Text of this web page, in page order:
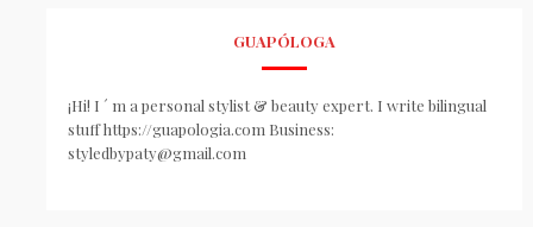
GUAPÓLOGA
¡Hi! I ´ m a personal stylist & beauty expert. I write bilingual
stuff https://guapologia.com Business:
styledbypaty@gmail.com